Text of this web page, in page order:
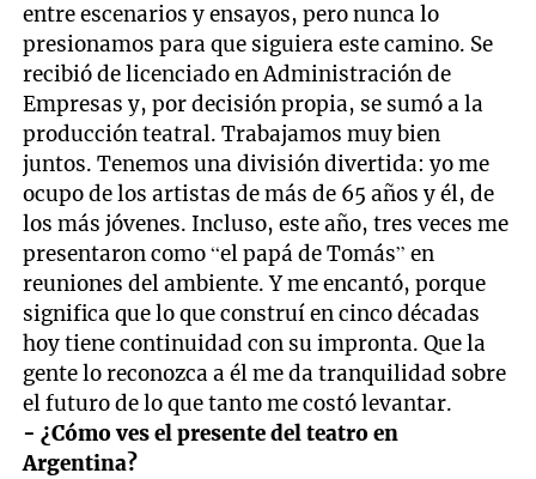
entre escenarios y ensayos, pero nunca lo
presionamos para que siguiera este camino. Se
recibió de licenciado en Administración de
Empresas y, por decisión propia, se sumó a la
producción teatral. Trabajamos muy bien
juntos. Tenemos una división divertida: yo me
ocupo de los artistas de más de 65 años y él, de
los más jóvenes. Incluso, este año, tres veces me
presentaron como “el papá de Tomás” en
reuniones del ambiente. Y me encantó, porque
significa que lo que construí en cinco décadas
hoy tiene continuidad con su impronta. Que la
gente lo reconozca a él me da tranquilidad sobre
el futuro de lo que tanto me costó levantar.
- ¿Cómo ves el presente del teatro en
Argentina?